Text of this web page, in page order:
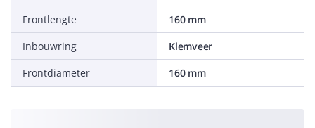
Frontlengte
160 mm
Inbouwring
Klemveer
Frontdiameter
160 mm